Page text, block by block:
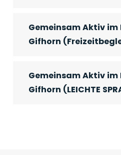
Gemeinsam Aktiv im
Gifhorn
Gemeinsam Aktiv im
Gifhorn (LEICHTE